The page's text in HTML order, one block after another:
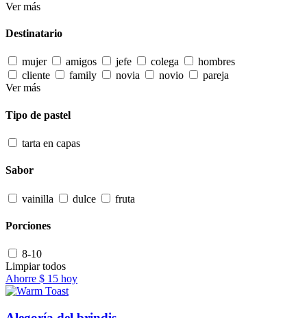
Ver más
Destinatario
mujer amigos jefe colega
hombres
cliente
family novia novio
pareja
Ver más
Tipo de pastel
tarta en capas
Sabor
vainilla dulce fruta
Porciones
8-10
Limpiar todos
Ahorre $ 15 hoy